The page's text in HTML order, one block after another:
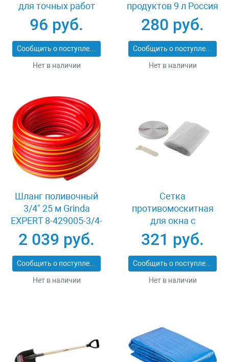
для точных работ
размер M Зубр
МЕХАНИК 11276-
M_z01
96 руб.
Сообщить о поступлении
Нет в наличии
продуктов 9 л Россия
39300-09
280 руб.
Сообщить о поступлении
Нет в наличии
Шланг поливочный
3/4" 25 м Grinda
EXPERT 8-429005-3/4-
25_z02
2 039 руб.
Сообщить о поступлении
Нет в наличии
Сетка
противомоскитная
для окна с
крепежной лентой
белая ПЭТ 1.3x1.1 м
Stayer 12480-11-13
321 руб.
Сообщить о поступлении
Нет в наличии